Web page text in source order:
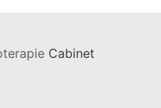
Cabinet